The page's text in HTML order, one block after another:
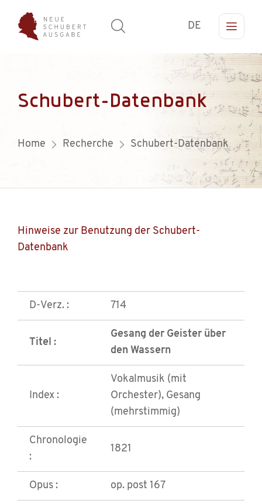
DE
Schubert-Datenbank
Home Recherche Schubert-Datenbank
Hinweise zur Benutzung der Schubert-
Datenbank
D-Verz. : 714
Titel :
Gesang der Geister über
den Wassern
Index :
Vokalmusik (mit
Orchester), Gesang
(mehrstimmig)
Chronologie
:
1821
Opus : op. post 167